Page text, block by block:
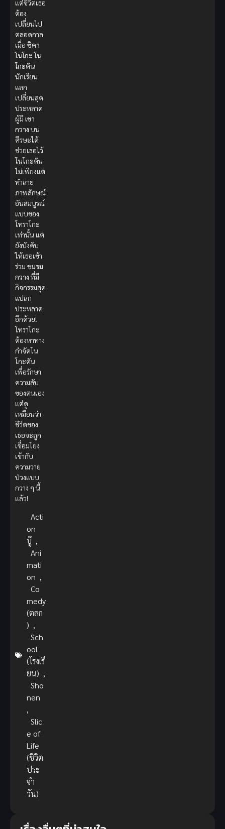
แต่ชีวิตเธอ
ต้อง
เปลี่ยนไป
ตลอดกาล
เมื่อ ชิคา
โนโกะ โน
โกะตัน
นักเรียน
แลก
เปลี่ยนสุด
ประหลาด
ผู้มี เขา
กวาง บน
ศีรษะได้
ช่วยเธอไว้
โนโกะตัน
ไม่เพียงแต่
ทำลาย
ภาพลักษณ์
อันสมบูรณ์
แบบของ
โทราโกะ
เท่านั้น แต่
ยังบังคับ
ให้เธอเข้า
ร่วม ชมรม
กวาง ที่มี
กิจกรรมสุด
แปลก
ประหลาด
อีกด้วย!
โทราโกะ
ต้องหาทาง
กำจัดโน
โกะตัน
เพื่อรักษา
ความลับ
ของตนเอง
แต่ดู
เหมือนว่า
ชีวิตของ
เธอจะถูก
เชื่อมโยง
เข้ากับ
ความวาย
ป่วงแบบ
กวาง ๆ นี้
แล้ว!
Acti
on
บู๊ ,
Ani
mati
on ,
Co
medy
(ตลก
) ,
Sch
ool
(โรงเรี
ยน) ,
Sho
nen
,
Slic
e of
Life
(ชีวิต
ประ
จำ
วัน)